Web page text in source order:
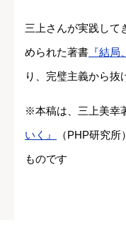
三上さんが実践して
められた著書 『結
り、完璧主義から抜
※本稿は、三上美幸
いく』
（PHP研究
ものです